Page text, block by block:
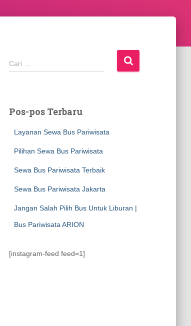
C
a
n
Cari …
Pos-pos Terbaru
Layanan Sewa Bus Pariwisata
Pilihan Sewa Bus Pariwisata
Sewa Bus Pariwisata Terbaik
Sewa Bus Pariwisata Jakarta
Jangan Salah Pilih Bus Untuk Liburan |
Bus Pariwisata ARION
[instagram-feed feed=1]